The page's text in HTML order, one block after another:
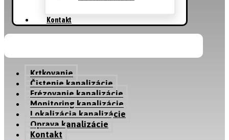
Kontakt
Krtkovanie
Čistenie kanalizácie
Frézovanie kanalizácie
Monitoring kanalizácie
Lokalizácia kanalizácie
Oprava kanalizácie
Kontakt